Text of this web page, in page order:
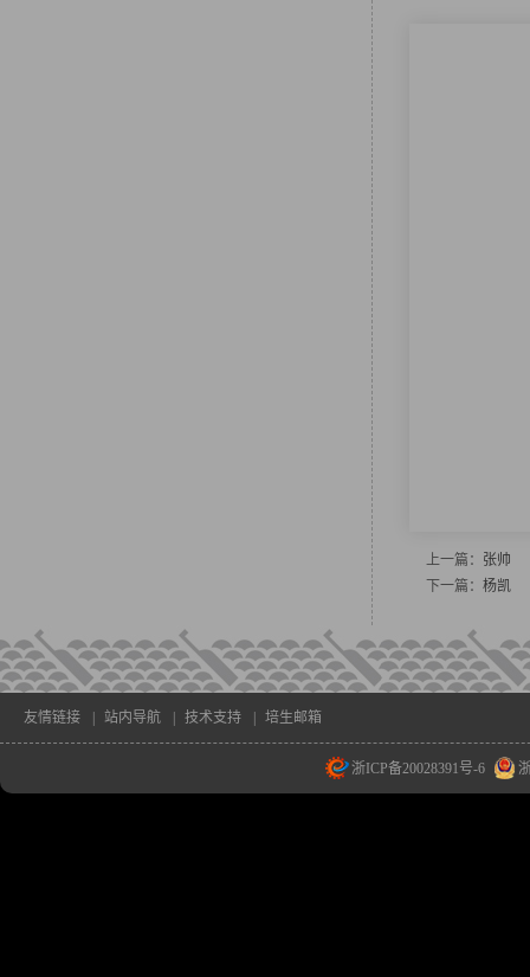
上一篇： 张帅
下一篇： 杨凯
友情链接 站内导航 技术支持 培生邮箱
浙ICP备20028391号-6